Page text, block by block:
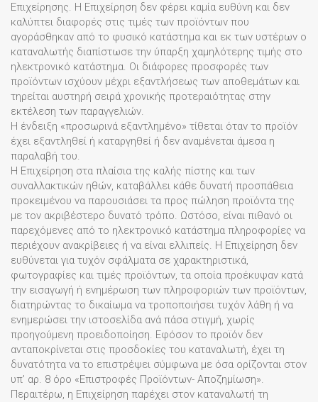
Επιχείρησης. Η Επιχείρηση δεν φέρει καμία ευθύνη και δεν
καλύπτει διαφορές στις τιμές των προϊόντων που
αγοράσθηκαν από το φυσικό κατάστημα και εκ των υστέρων ο
καταναλωτής διαπίστωσε την ύπαρξη χαμηλότερης τιμής στο
ηλεκτρονικό κατάστημα. Οι διάφορες προσφορές των
προϊόντων ισχύουν μέχρι εξαντλήσεως των αποθεμάτων και
τηρείται αυστηρή σειρά χρονικής προτεραιότητας στην
εκτέλεση των παραγγελιών.
Η ένδειξη «προσωρινά εξαντλημένο» τίθεται όταν το προϊόν
έχει εξαντληθεί ή καταργηθεί ή δεν αναμένεται άμεσα η
παραλαβή του.
Η Επιχείρηση στα πλαίσια της καλής πίστης και των
συναλλακτικών ηθών, καταβάλλει κάθε δυνατή προσπάθεια
προκειμένου να παρουσιάσει τα προς πώληση προϊόντα της
με τον ακριβέστερο δυνατό τρόπο. Ωστόσο, είναι πιθανό οι
παρεχόμενες από το ηλεκτρονικό κατάστημα πληροφορίες να
περιέχουν ανακρίβειες ή να είναι ελλιπείς. Η Επιχείρηση δεν
ευθύνεται για τυχόν σφάλματα σε χαρακτηριστικά,
φωτογραφίες και τιμές προϊόντων, τα οποία προέκυψαν κατά
την εισαγωγή ή ενημέρωση των πληροφοριών των προϊόντων,
διατηρώντας το δικαίωμα να τροποποιήσει τυχόν λάθη ή να
ενημερώσει την ιστοσελίδα ανά πάσα στιγμή, χωρίς
προηγούμενη προειδοποίηση. Εφόσον το προϊόν δεν
ανταποκρίνεται στις προσδοκίες του καταναλωτή, έχει τη
δυνατότητα να το επιστρέψει σύμφωνα με όσα ορίζονται στον
υπ’ αρ. 8 όρο «Επιστροφές Προϊόντων- Αποζημίωση».
Περαιτέρω, η Επιχείρηση παρέχει στον καταναλωτή τη